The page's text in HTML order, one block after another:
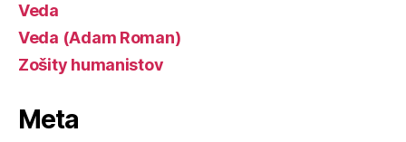
Veda
Veda (Adam Roman)
Zošity humanistov
Meta